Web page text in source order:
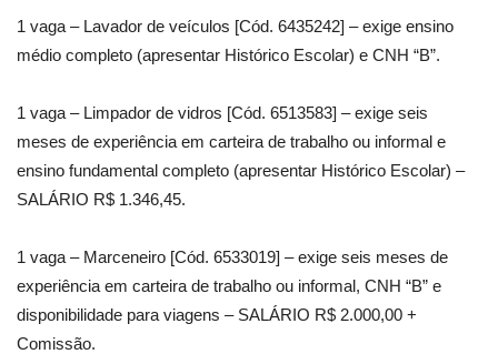
1 vaga – Lavador de veículos [Cód. 6435242] – exige ensino
médio completo (apresentar Histórico Escolar) e CNH “B”.
1 vaga – Limpador de vidros [Cód. 6513583] – exige seis
meses de experiência em carteira de trabalho ou informal e
ensino fundamental completo (apresentar Histórico Escolar) –
SALÁRIO R$ 1.346,45.
1 vaga – Marceneiro [Cód. 6533019] – exige seis meses de
experiência em carteira de trabalho ou informal, CNH “B” e
disponibilidade para viagens – SALÁRIO R$ 2.000,00 +
Comissão.